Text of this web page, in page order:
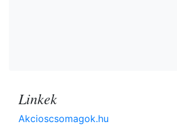
Linkek
Akcioscsomagok.hu